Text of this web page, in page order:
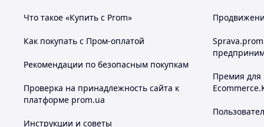
Что такое «Купить с Prom»
Как покупать с Пром-оплатой
Рекомендации по безопасным покупкам
Проверка на принадлежность сайта к
платформе prom.ua
Инструкции и советы
Премия для